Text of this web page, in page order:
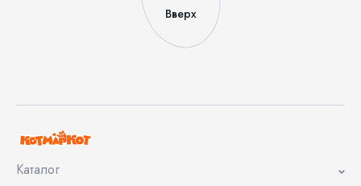
Вверх
Каталог